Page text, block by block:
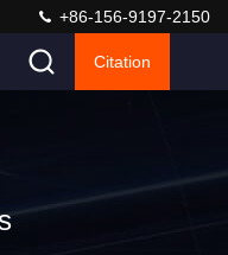
+86-156-9197-2150
Citation